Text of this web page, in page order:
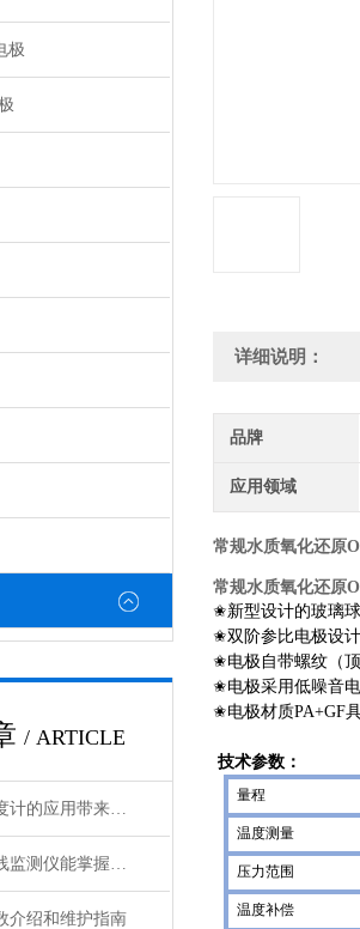
极
/ ARTICLE
水质悬浮物浓度计的应用带来了诸多好处
多参数水质在线监测仪能掌握水质的实时动态
介绍和维护指南
详细说明：
品牌
应用领域
常规水质氧化还原
常规水质氧化还原
✬新型设计的玻璃
✬双阶参比电极设
✬电极自带螺纹（
✬电极采用低噪音
✬电极材质PA+GF
技术参数：
量程
温度测量
压力范围
温度补偿